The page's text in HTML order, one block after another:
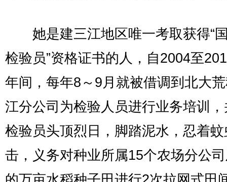
她是建三江地区唯一考取获得“
检验员”资格证书的人，自2004至
年间，每年8～9月就被借调到北大
江分公司为检验人员进行业务培训
检验员头顶烈日，脚踏泥水，忍着
击，义务对种业所属15个农场分公